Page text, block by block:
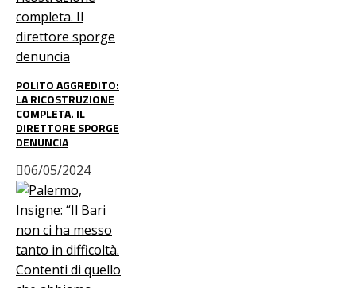
POLITO AGGREDITO:
LA RICOSTRUZIONE
COMPLETA. IL
DIRETTORE SPORGE
DENUNCIA
06/05/2024